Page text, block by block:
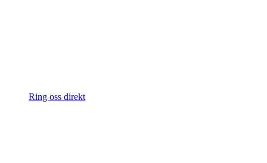
Ring oss direkt